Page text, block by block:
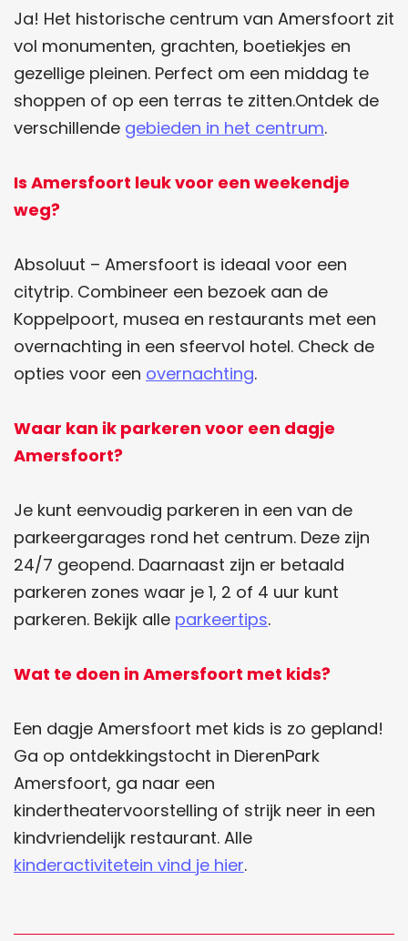
p
F
a
c
e
o
p
W
h
a
t
A
Ja! Het historische centrum van Amersfoort zit
vol monumenten, grachten, boetiekjes en
gezellige pleinen. Perfect om een middag te
shoppen of op een terras te zitten.Ontdek de
verschillende gebieden in het centrum.
Is Amersfoort leuk voor een weekendje
weg?
Absoluut – Amersfoort is ideaal voor een
citytrip. Combineer een bezoek aan de
Koppelpoort, musea en restaurants met een
overnachting in een sfeervol hotel. Check de
opties voor een overnachting.
Waar kan ik parkeren voor een dagje
Amersfoort?
Je kunt eenvoudig parkeren in een van de
parkeergarages rond het centrum. Deze zijn
24/7 geopend. Daarnaast zijn er betaald
parkeren zones waar je 1, 2 of 4 uur kunt
parkeren. Bekijk alle parkeertips.
Wat te doen in Amersfoort met kids?
Een dagje Amersfoort met kids is zo gepland!
Ga op ontdekkingstocht in DierenPark
Amersfoort, ga naar een
kindertheatervoorstelling of strijk neer in een
kindvriendelijk restaurant. Alle
kinderactivitetein vind je hier.